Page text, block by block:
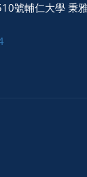
號輔仁大學 秉